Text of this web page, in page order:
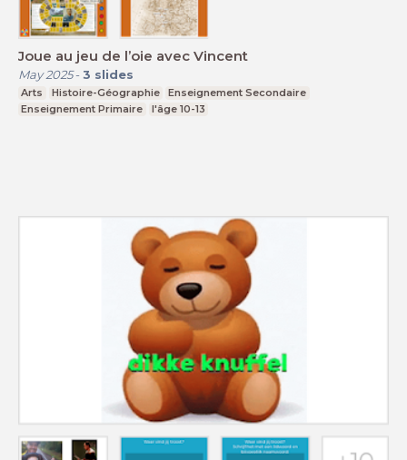
Joue au jeu de l’oie avec Vincent
May 2025- 3 slides
Arts Histoire-Géographie
Enseignement Secondaire
Enseignement Primaire
l'âge 10-13